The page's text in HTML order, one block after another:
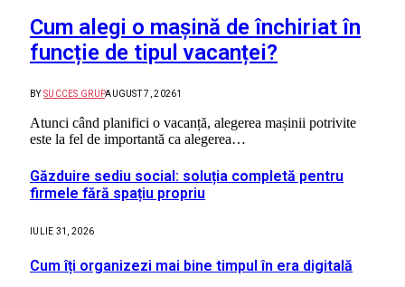
Cum alegi o mașină de închiriat în
funcție de tipul vacanței?
BY SUCCES GRUPAUGUST 7, 20261
Atunci când planifici o vacanță, alegerea mașinii potrivite
este la fel de importantă ca alegerea…
Găzduire sediu social: soluția completă pentru
firmele fără spațiu propriu
IULIE 31, 2026
Cum îți organizezi mai bine timpul în era digitală